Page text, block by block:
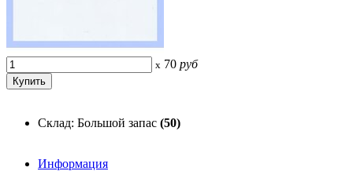
x 70 руб
Склад: Большой запас (50)
Информация